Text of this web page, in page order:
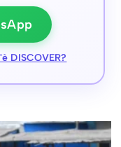
DISCOVER?